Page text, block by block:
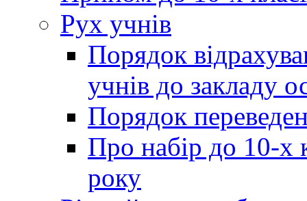
Рух учнів
Порядок
учнів до закладу
Порядок
Про набір до 10-х
року